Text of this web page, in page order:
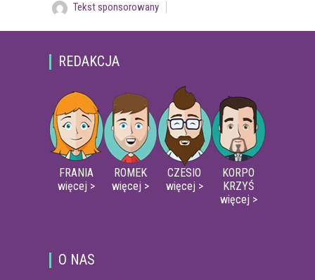
Tekst sponsorowany
REDAKCJA
FRANIA
więcej >
ROMEK
więcej >
CZESIO
więcej >
KORPO
KRZYŚ
więcej >
O NAS